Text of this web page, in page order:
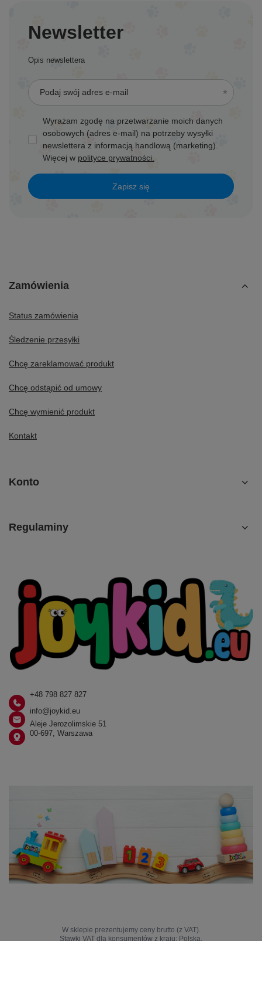
Newsletter
Opis newslettera
Podaj swój adres e-mail
Wyrażam zgodę na przetwarzanie moich danych
osobowych (adres e-mail) na potrzeby wysyłki
newslettera z informacją handlową (marketing).
Więcej w polityce prywatności.
Zapisz się
Zamówienia
Status zamówienia
Śledzenie przesyłki
Chcę zareklamować produkt
Chcę odstąpić od umowy
Chcę wymienić produkt
Kontakt
Konto
Regulaminy
+48 798 827 827
info@joykid.eu
Aleje Jerozolimskie 51
00-697, Warszawa
W sklepie prezentujemy ceny brutto (z VAT).
Stawki VAT dla konsumentów z kraju: Polska.